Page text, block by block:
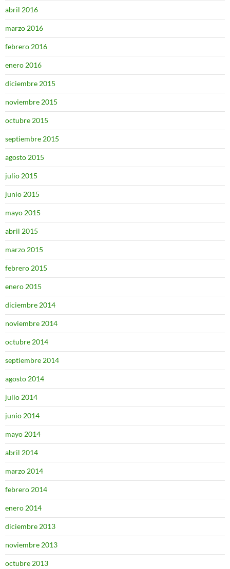
abril 2016
marzo 2016
febrero 2016
enero 2016
diciembre 2015
noviembre 2015
octubre 2015
septiembre 2015
agosto 2015
julio 2015
junio 2015
mayo 2015
abril 2015
marzo 2015
febrero 2015
enero 2015
diciembre 2014
noviembre 2014
octubre 2014
septiembre 2014
agosto 2014
julio 2014
junio 2014
mayo 2014
abril 2014
marzo 2014
febrero 2014
enero 2014
diciembre 2013
noviembre 2013
octubre 2013